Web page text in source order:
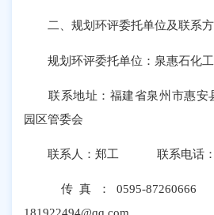
二、规划环评委托单位及联系
规划环评委托单位：泉惠石化工
联系地址：福建省泉州市惠安
园区管委会
联系人：郑工 联系电话：
传真：0595-